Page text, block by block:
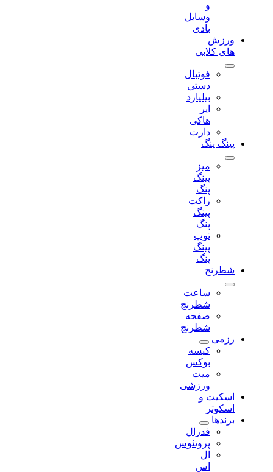
وسایل
ورزش
های کلابی
فوتبال
دستی
بیلیارد
دارت
پینگ پنگ
میز
راکت
توپ
شطرنج
ساعت
شطرنج
صفحه
شطرنج
رزمی
کیسه
بوکس
میت
ورزشی
اسکیت و
اسکوتر
برندها
فدرال
پروتئوس